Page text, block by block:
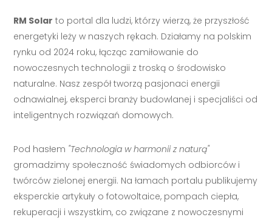
RM Solar to portal dla ludzi, którzy wierzą, że przyszłość
energetyki leży w naszych rękach. Działamy na polskim
rynku od 2024 roku, łącząc zamiłowanie do
nowoczesnych technologii z troską o środowisko
naturalne. Nasz zespół tworzą pasjonaci energii
odnawialnej, eksperci branży budowlanej i specjaliści od
inteligentnych rozwiązań domowych.
Pod hasłem "Technologia w harmonii z naturą"
gromadzimy społeczność świadomych odbiorców i
twórców zielonej energii. Na łamach portalu publikujemy
eksperckie artykuły o fotowoltaice, pompach ciepła,
rekuperacji i wszystkim, co związane z nowoczesnymi